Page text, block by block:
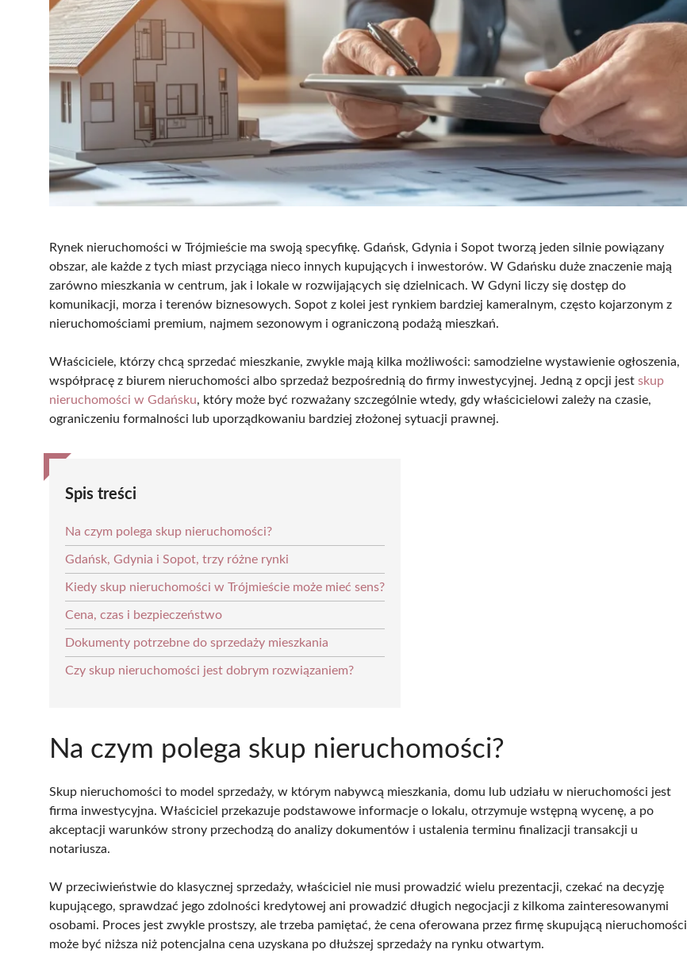
Rynek nieruchomości w Trójmieście ma swoją specyfikę. Gdańsk, Gdynia i Sopot tworzą jeden silnie powiązany
obszar, ale każde z tych miast przyciąga nieco innych kupujących i inwestorów. W Gdańsku duże znaczenie mają
zarówno mieszkania w centrum, jak i lokale w rozwijających się dzielnicach. W Gdyni liczy się dostęp do
komunikacji, morza i terenów biznesowych. Sopot z kolei jest rynkiem bardziej kameralnym, często kojarzonym z
nieruchomościami premium, najmem sezonowym i ograniczoną podażą mieszkań.
Właściciele, którzy chcą sprzedać mieszkanie, zwykle mają kilka możliwości: samodzielne wystawienie ogłoszenia,
współpracę z biurem nieruchomości albo sprzedaż bezpośrednią do firmy inwestycyjnej. Jedną z opcji jest skup
nieruchomości w Gdańsku, który może być rozważany szczególnie wtedy, gdy właścicielowi zależy na czasie,
ograniczeniu formalności lub uporządkowaniu bardziej złożonej sytuacji prawnej.
Spis treści
Na czym polega skup nieruchomości?
Gdańsk, Gdynia i Sopot, trzy różne rynki
Kiedy skup nieruchomości w Trójmieście może mieć sens?
Cena, czas i bezpieczeństwo
Dokumenty potrzebne do sprzedaży mieszkania
Czy skup nieruchomości jest dobrym rozwiązaniem?
Na czym polega skup nieruchomości?
Skup nieruchomości to model sprzedaży, w którym nabywcą mieszkania, domu lub udziału w nieruchomości jest
firma inwestycyjna. Właściciel przekazuje podstawowe informacje o lokalu, otrzymuje wstępną wycenę, a po
akceptacji warunków strony przechodzą do analizy dokumentów i ustalenia terminu finalizacji transakcji u
notariusza.
W przeciwieństwie do klasycznej sprzedaży, właściciel nie musi prowadzić wielu prezentacji, czekać na decyzję
kupującego, sprawdzać jego zdolności kredytowej ani prowadzić długich negocjacji z kilkoma zainteresowanymi
osobami. Proces jest zwykle prostszy, ale trzeba pamiętać, że cena oferowana przez firmę skupującą nieruchomości
może być niższa niż potencjalna cena uzyskana po dłuższej sprzedaży na rynku otwartym.